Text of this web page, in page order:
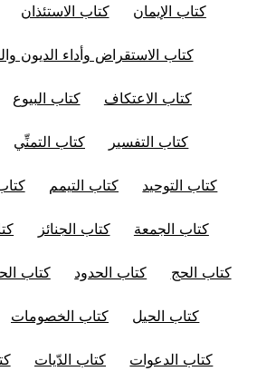
كتاب الإيمان كتاب الاستئذان
كتاب الاستقراض وأداء الديون
كتاب الاعتكاف كتاب البيوع
كتاب التفسير كتاب التمنِّي
كتاب التوحيد كتاب التيمم
كتاب الجمعة كتاب الجنائز
كتاب الحج كتاب الحدود كتاب
كتاب الحيل كتاب الخصومات
كتاب الدعوات كتاب الدّيات